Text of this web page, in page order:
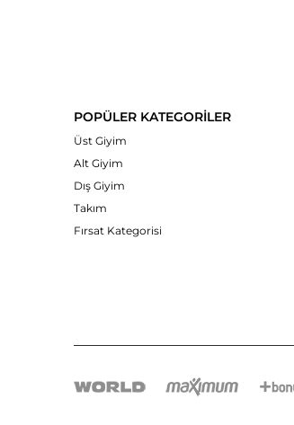
POPÜLER KATEGORİLER
Üst Giyim
Alt Giyim
Dış Giyim
Takım
Fırsat Kategorisi